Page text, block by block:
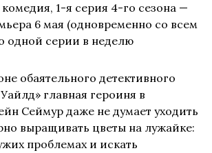
1-я серия 4-го сезона —
6 мая (одновременно со всем
одной серии в неделю
обаятельного детективного
главная героиня в
Сеймур даже не думает уходить
выращивать цветы на лужайке:
проблемах и искать